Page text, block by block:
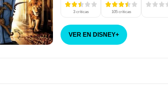
3 críticas 105 críticas
VER EN DISNEY+